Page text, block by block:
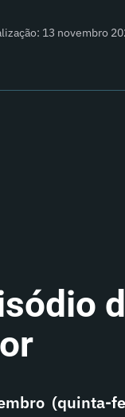
13 novembro
(quinta-